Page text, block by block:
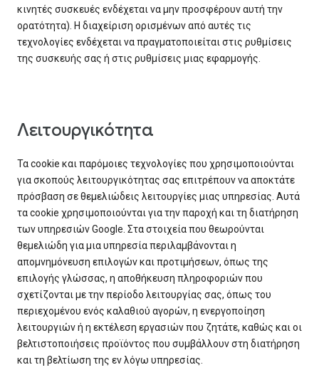
κινητές συσκευές ενδέχεται να μην προσφέρουν αυτή την
ορατότητα). Η διαχείριση ορισμένων από αυτές τις
τεχνολογίες ενδέχεται να πραγματοποιείται στις ρυθμίσεις
της συσκευής σας ή στις ρυθμίσεις μιας εφαρμογής.
Λειτουργικότητα
Τα cookie και παρόμοιες τεχνολογίες που χρησιμοποιούνται
για σκοπούς λειτουργικότητας σας επιτρέπουν να αποκτάτε
πρόσβαση σε θεμελιώδεις λειτουργίες μιας υπηρεσίας. Αυτά
τα cookie χρησιμοποιούνται για την παροχή και τη διατήρηση
των υπηρεσιών Google. Στα στοιχεία που θεωρούνται
θεμελιώδη για μια υπηρεσία περιλαμβάνονται η
απομνημόνευση επιλογών και προτιμήσεων, όπως της
επιλογής γλώσσας, η αποθήκευση πληροφοριών που
σχετίζονται με την περίοδο λειτουργίας σας, όπως του
περιεχομένου ενός καλαθιού αγορών, η ενεργοποίηση
λειτουργιών ή η εκτέλεση εργασιών που ζητάτε, καθώς και οι
βελτιστοποιήσεις προϊόντος που συμβάλλουν στη διατήρηση
και τη βελτίωση της εν λόγω υπηρεσίας.